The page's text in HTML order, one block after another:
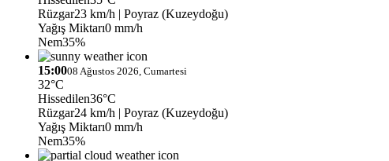
Rüzgar23 km/h | Poyraz (Kuzeydoğu)
Yağış Miktarı0 mm/h
Nem35%
15:0008 Ağustos 2026, Cumartesi
32°C
Hissedilen36°C
Rüzgar24 km/h | Poyraz (Kuzeydoğu)
Yağış Miktarı0 mm/h
Nem35%